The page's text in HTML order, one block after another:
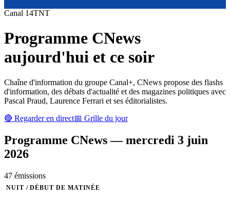
Canal 14TNT
Programme CNews
aujourd'hui et ce soir
Chaîne d'information du groupe Canal+, CNews propose des flashs
d'information, des débats d'actualité et des magazines politiques avec
Pascal Praud, Laurence Ferrari et ses éditorialistes.
🔴 Regarder en direct📅 Grille du jour
Programme CNews—mercredi 3 juin
2026
47 émissions
NUIT / DÉBUT DE MATINÉE